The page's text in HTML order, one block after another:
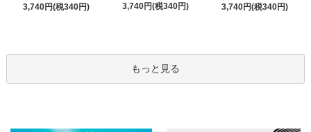
3,740円(税340円)
3,740円(税340円)
3,740円(税340円)
もっと見る